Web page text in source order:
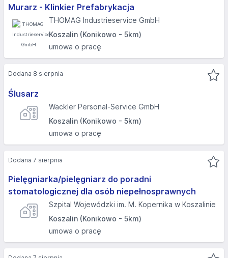
Murarz - Klinkier Prefabrykacja
THOMAG Industrieservice GmbH
Koszalin (Konikowo - 5km)
umowa o pracę
Ślusarz
Wackler Personal-Service GmbH
Koszalin (Konikowo - 5km)
umowa o pracę
Dodana 8 sierpnia
Pielęgniarka/pielęgniarz do poradni
stomatologicznej dla osób niepełnosprawnych
Szpital Wojewódzki im. M. Kopernika w Koszalinie
Koszalin (Konikowo - 5km)
umowa o pracę
Dodana 7 sierpnia